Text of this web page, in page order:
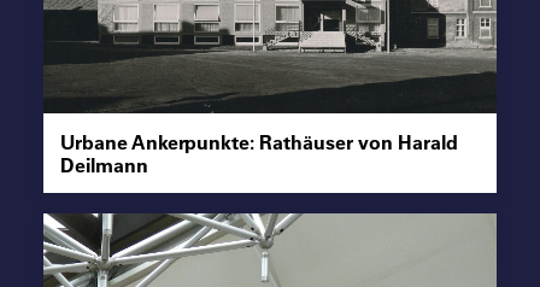
Urbane Ankerpunkte: Rathäuser von Harald
Deilmann